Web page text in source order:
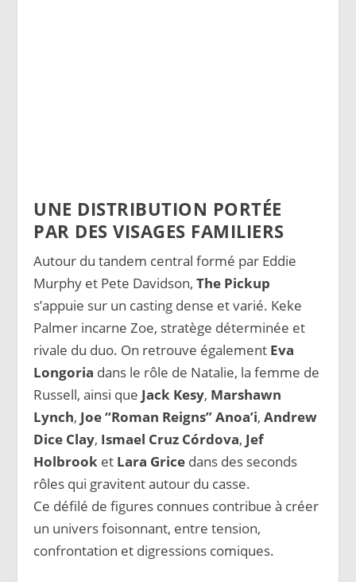
UNE DISTRIBUTION PORTÉE
PAR DES VISAGES FAMILIERS
Autour du tandem central formé par Eddie
Murphy et Pete Davidson,The Pickup
s’appuie sur un casting dense et varié. Keke
Palmer incarne Zoe, stratège déterminée et
rivale du duo. On retrouve également Eva
Longoria dans le rôle de Natalie, la femme de
Russell, ainsi que Jack Kesy, Marshawn
Lynch, Joe “Roman Reigns” Anoa’i,Andrew
Dice Clay, Ismael Cruz Córdova, Jef
Holbrook et Lara Grice dans des seconds
rôles qui gravitent autour du casse.
Ce défilé de figures connues contribue à créer
un univers foisonnant, entre tension,
confrontation et digressions comiques.